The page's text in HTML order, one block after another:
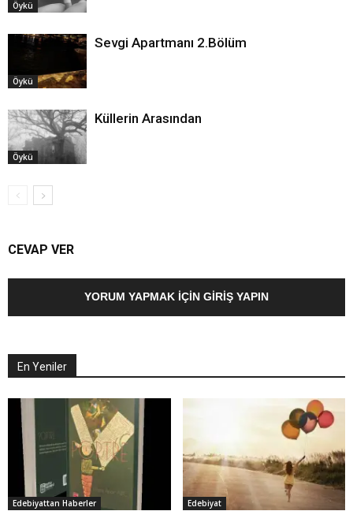
Öykü
Öykü
Sevgi Apartmanı 2.Bölüm
Öykü
Küllerin Arasından
CEVAP VER
YORUM YAPMAK İÇIN GIRIŞ YAPIN
En Yeniler
Edebiyattan Haberler Edebiyat